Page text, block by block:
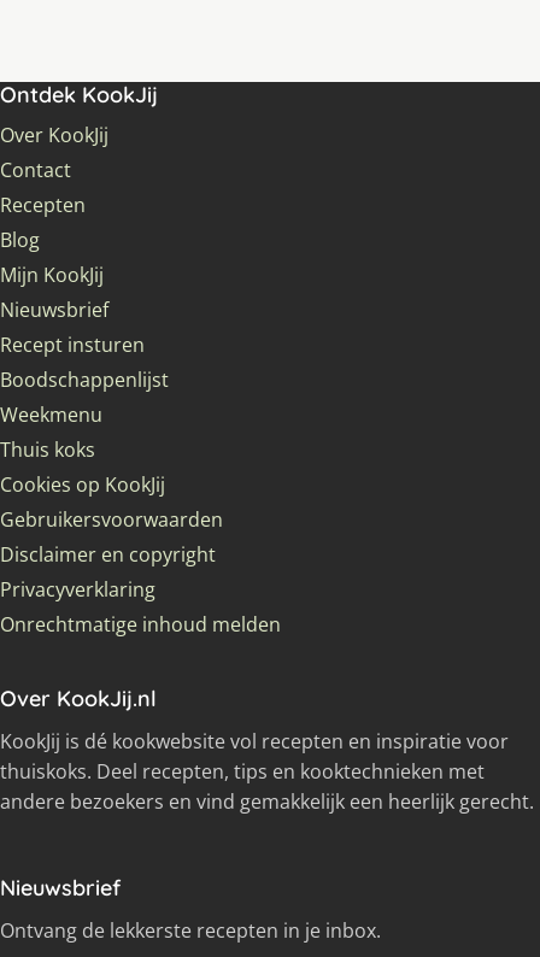
Ontdek KookJij
Over KookJij
Contact
Recepten
Blog
Mijn KookJij
Nieuwsbrief
Recept insturen
Boodschappenlijst
Weekmenu
Thuis koks
Cookies op KookJij
Gebruikersvoorwaarden
Disclaimer en copyright
Privacyverklaring
Onrechtmatige inhoud melden
Over KookJij.nl
KookJij is dé kookwebsite vol recepten en inspiratie voor
thuiskoks. Deel recepten, tips en kooktechnieken met
andere bezoekers en vind gemakkelijk een heerlijk gerecht.
Nieuwsbrief
Ontvang de lekkerste recepten in je inbox.